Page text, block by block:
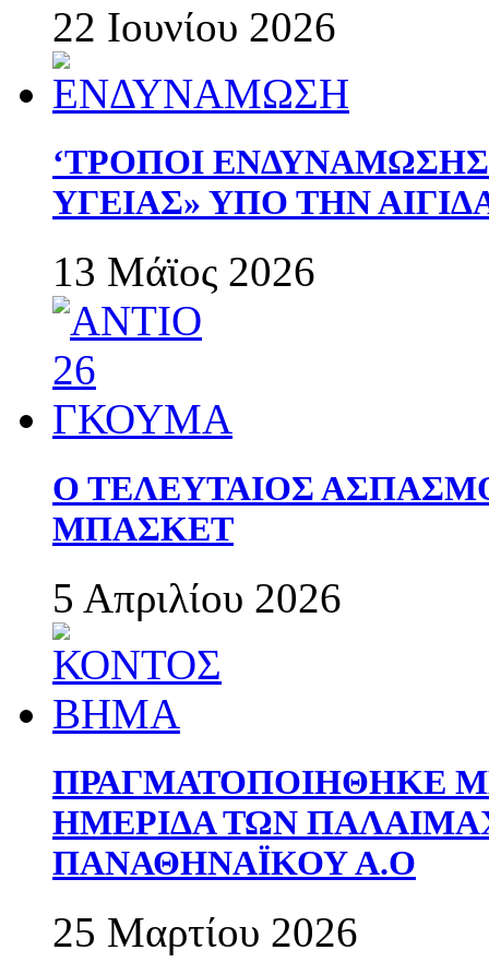
22 Ιουνίου 2026
‘ΤΡΟΠΟΙ
ΥΓΕΙΑΣ» ΥΠΟ ΤΗΝ
13 Μάϊος 2026
Ο ΤΕΛΕΥΤΑΙΟΣ
ΜΠΑΣΚΕΤ
5 Απριλίου 2026
ΠΡΑΓΜΑΤΟΠΟΙΗΘΗΚΕ
ΗΜΕΡΙΔΑ ΤΩΝ
ΠΑΝΑΘΗΝΑΪΚΟΥ Α.Ο
25 Μαρτίου 2026